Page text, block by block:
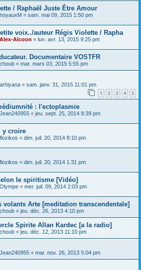
/ Raphaël Juste Être Amour
hoyauxM « sam. mai 09, 2015 1:50 pm
voix../auteur Régis Violette / Rapha
Alex-Alcoon « lun. avr. 13, 2015 9:25 pm
Documentaire VOSTFR
choub « mar. mars 03, 2015 5:55 pm
arhiyana « sam. janv. 31, 2015 11:01 pm
1 2 3 4 5
: l'ectoplasmie
Jean240955 « jeu. sept. 25, 2014 8:39 pm
y croire
flozikos « dim. juil. 20, 2014 8:10 pm
flozikos « dim. juil. 20, 2014 1:31 pm
le spiritisme [Vidéo]
Olympe « mer. juil. 09, 2014 2:03 pm
volants Arte [meditation transcendentale]
choub « jeu. déc. 26, 2013 4:10 pm
Spirite Allan Kardec [a la radio]
choub « jeu. déc. 12, 2013 11:10 pm
Jean240955 « mar. nov. 26, 2013 5:04 pm